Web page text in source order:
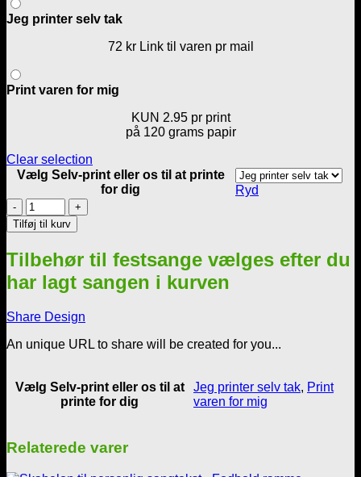
Jeg printer selv tak
72 kr Link til varen pr mail
Print varen for mig
KUN 2.95 pr print
på 120 grams papir
Clear selection
Vælg Selv-print eller os til at printe
for dig
Ryd
Skabelon
til
personlig
Kampsport
antal
Tilføj til kurv
Tilbehør til festsange vælges efter du
har lagt sangen i kurven
Share Design
An unique URL to share will be created for you...
Vælg Selv-print eller os til at
printe for dig
Jeg printer selv tak, Print
varen for mig
Relaterede varer